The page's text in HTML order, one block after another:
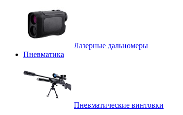
Лазерные дальномеры
Пневматика
Пневматические винтовки